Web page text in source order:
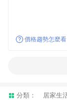
價格趨勢怎麼看
分類： 居家生